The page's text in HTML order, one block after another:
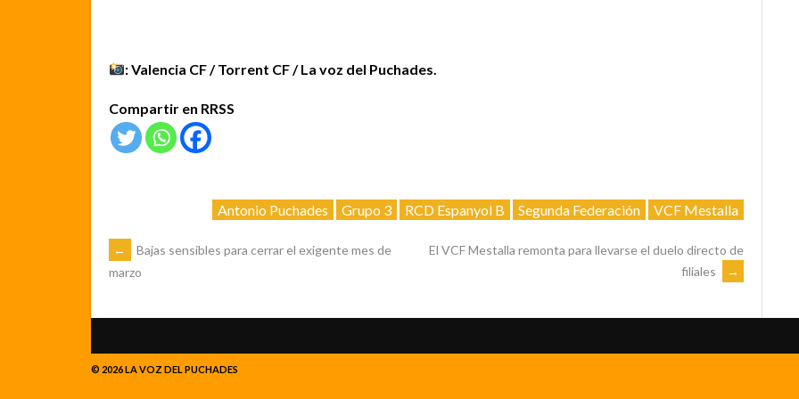
: Valencia CF /Torrent CF/ La voz del Puchades.
Compartir en RRSS
Antonio Puchades Grupo 3 RCD Espanyol B Segunda Federación VCF Mestalla
NAVEGACIÓN
DE
ENTRADAS
←
Bajas sensibles para cerrar el exigente mes de
marzo
El VCF Mestalla remonta para llevarse el duelo directo de
filiales
→
© 2026 LA VOZ DEL PUCHADES